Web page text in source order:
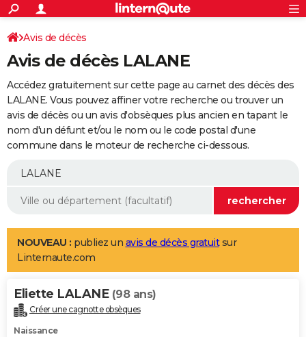
ACTUALITÉS
Politique
Société
Faits Divers
Education
Monde
Villes
+
SPORT
Coupe du monde 2026
Football
Tennis
Cyclisme
Rugby
Forum
Programme TV
TNTStreaming
Cinéma
Sorties cinéma
Musique
+
FINANCE
Retraite
Epargne
Immobilier
Risques naturels par ville
Banque
Assurance
AUTO
Essais
Réserver un essai
Citadines
Berlines
SUV
Forum auto
+
Mobiles
Meilleur smartphone
Internet
Ordinateurs
Jeux vidéo
Guide high-tech
Aménagement intérieur
LIFESTYLE
Art de vivre
Bien-être
Loisirs
Mode
Modes de vie
Alimentation
Guide de la santé
Maladies
Médicaments
Sommeil
VOYAGE
Destinations
City break
Voyage nature
Voyage de noces
Forum
Climat
+PHOTO
Avis de décès
Avis de décès LALANE
Accédez gratuitement sur cette page au carnet des décès des
LALANE. Vous pouvez affiner votre recherche ou trouver un
avis de décès ou un avis d'obsèques plus ancien en tapant le
nom d'un défunt et/ou le nom ou le code postal d'une
commune dans le moteur de recherche ci-dessous.
NOUVEAU : publiez un avis de décès gratuitsur
Linternaute.com
Eliette LALANE (98 ans)
Créer une cagnotte obsèques
Naissance